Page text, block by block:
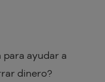
para ayudar a
dinero?